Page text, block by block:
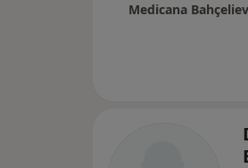
Medicana